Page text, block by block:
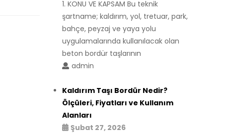
1. KONU VE KAPSAM Bu teknik
şartname; kaldırım, yol, tretuar, park,
bahçe, peyzaj ve yaya yolu
uygulamalarında kullanılacak olan
beton bordür taşlarının
admin
Kaldırım Taşı Bordür Nedir?
Ölçüleri, Fiyatları ve Kullanım
Alanları
Şubat 27, 2026